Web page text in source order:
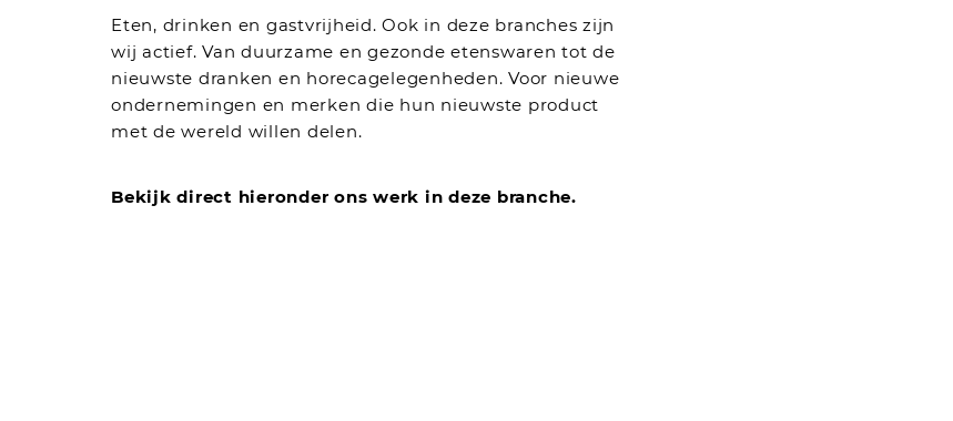
Eten, drinken en gastvrijheid. Ook in deze branches zijn
wij actief. Van duurzame en gezonde etenswaren tot de
nieuwste dranken en horecagelegenheden. Voor nieuwe
ondernemingen en merken die hun nieuwste product
met de wereld willen delen.
Bekijk direct hieronder ons werk in deze branche.